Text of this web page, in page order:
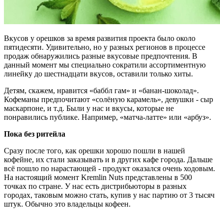
Вкусов у орешков за время развития проекта было около
пятидесяти. Удивительно, но у разных регионов в процессе
продаж обнаружились разные вкусовые предпочтения. В
данный момент мы специально сократили ассортиментную
линейку до шестнадцати вкусов, оставили только хиты.
Детям, скажем, нравится «баббл гам» и «банан-шоколад».
Кофеманы предпочитают «солёную карамель», девушки - сыр
маскарпоне, и т.д. Были у нас и вкусы, которые не
понравились публике. Например, «матча-латте» или «арбуз».
Пока без ритейла
Сразу после того, как орешки хорошо пошли в нашей
кофейне, их стали заказывать и в других кафе города. Дальше
всё пошло по нарастающей - продукт оказался очень ходовым.
На настоящий момент Kremlin Nuts представлены в 500
точках по стране. У нас есть дистрибьюторы в разных
городах, таковым можно стать, купив у нас партию от 3 тысяч
штук. Обычно это владельцы кофеен.